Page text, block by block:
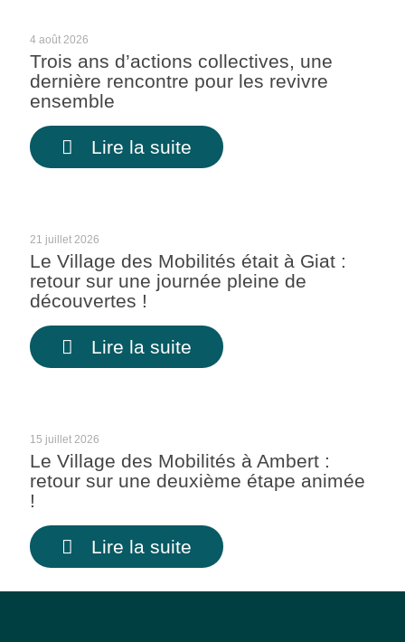
4 août 2026
Trois ans d’actions collectives, une
dernière rencontre pour les revivre
ensemble
Lire la suite
21 juillet 2026
Le Village des Mobilités était à Giat :
retour sur une journée pleine de
découvertes !
Lire la suite
15 juillet 2026
Le Village des Mobilités à Ambert :
retour sur une deuxième étape animée
!
Lire la suite